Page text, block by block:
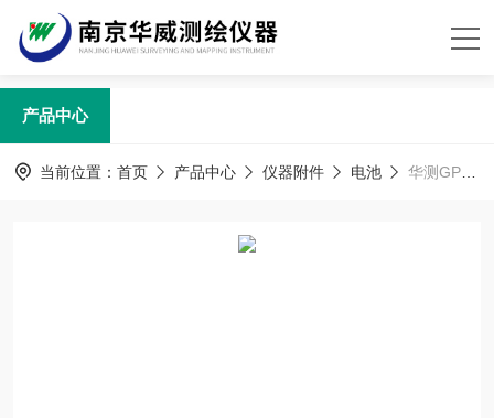
产品中心
当前位置： 首页 产品中心 仪器附件 电池 华测GPS RTK通用锂电池